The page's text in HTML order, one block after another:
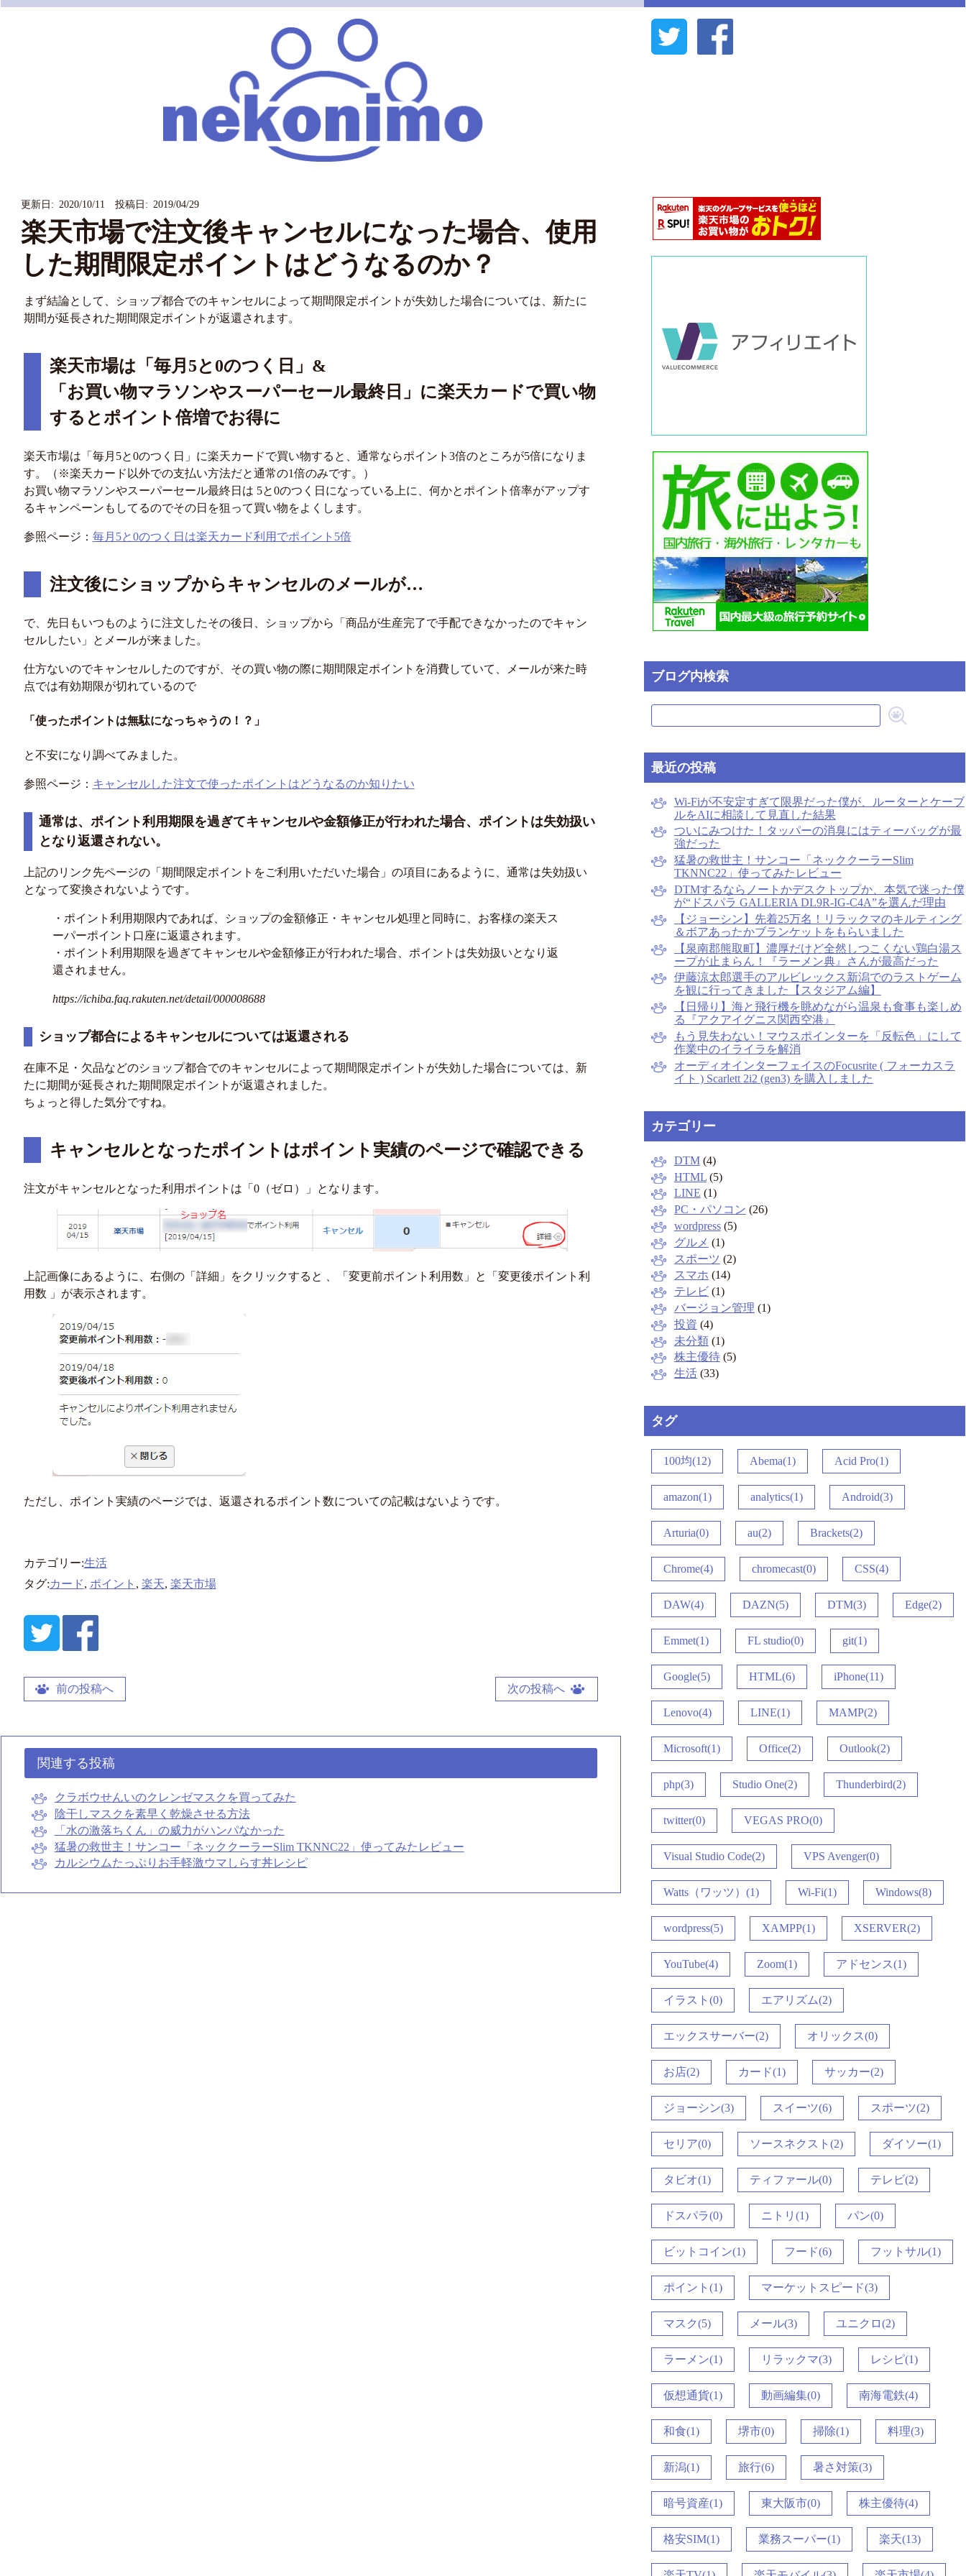
楽天市場で注文後キャンセルになった場合、使用
した期間限定ポイントはどうなるのか？
更新日: 2020/10/11 投稿日: 2019/04/29
まず結論として、ショップ都合でのキャンセルによって期間限定ポイントが失効した場合については、新たに
期間が延長された期間限定ポイントが返還されます。
楽天市場は「毎月5と0のつく日」&
「お買い物マラソンやスーパーセール最終日」に楽天カードで買い物
するとポイント倍増でお得に
楽天市場は「毎月5と0のつく日」に楽天カードで買い物すると、通常ならポイント3倍のところが5倍になりま
す。（※楽天カード以外での支払い方法だと通常の1倍のみです。）
お買い物マラソンやスーパーセール最終日は 5と0のつく日になっている上に、何かとポイント倍率がアップす
るキャンペーンもしてるのでその日を狙って買い物をよくします。
参照ページ： 毎月5と0のつく日は楽天カード利用でポイント5倍
注文後にショップからキャンセルのメールが…
で、先日もいつものように注文したその後日、ショップから「商品が生産完了で手配できなかったのでキャン
セルしたい」とメールが来ました。
仕方ないのでキャンセルしたのですが、その買い物の際に期間限定ポイントを消費していて、メールが来た時
点では有効期限が切れているので
「使ったポイントは無駄になっちゃうの！？」
と不安になり調べてみました。
参照ページ： キャンセルした注文で使ったポイントはどうなるのか知りたい
通常は、ポイント利用期限を過ぎてキャンセルや金額修正が行われた場合、ポイントは失効扱い
となり返還されない。
上記のリンク先ページの「期間限定ポイントをご利用いただいた場合」の項目にあるように、通常は失効扱い
となって変換されないようです。
・ポイント利用期限内であれば、ショップの金額修正・キャンセル処理と同時に、お客様の楽天ス
ーパーポイント口座に返還されます。
・ポイント利用期限を過ぎてキャンセルや金額修正が行われた場合、ポイントは失効扱いとなり返
還されません。
https://ichiba.faq.rakuten.net/detail/000008688
ショップ都合によるキャンセルについては返還される
在庫不足・欠品などのショップ都合でのキャンセルによって期間限定ポイントが失効した場合については、新
たに期間が延長された期間限定ポイントが返還されました。
ちょっと得した気分ですね。
キャンセルとなったポイントはポイント実績のページで確認できる
注文がキャンセルとなった利用ポイントは「0（ゼロ）」となります。
上記画像にあるように、右側の「詳細」をクリックすると 、「変更前ポイント利用数」と「変更後ポイント利
用数 」が表示されます。
ただし、ポイント実績のページでは、返還されるポイント数についての記載はないようです。
カテゴリー:生活
タグ:カード, ポイント , 楽天, 楽天市場
前の投稿へ 次の投稿へ
関連する投稿
クラボウせんいのクレンゼマスクを買ってみた
陰干しマスクを素早く乾燥させる方法
「水の激落ちくん」の威力がハンパなかった
猛暑の救世主！サンコー「ネッククーラーSlim TKNNC22」使ってみたレビュー
カルシウムたっぷりお手軽激ウマしらす丼レシピ
ブログ内検索
最近の投稿
Wi-Fiが不安定すぎて限界だった僕が、ルーターとケーブ
ルをAIに相談して見直した結果
ついにみつけた！タッパーの消臭にはティーバッグが最
強だった
猛暑の救世主！サンコー「ネッククーラーSlim
TKNNC22」使ってみたレビュー
DTMするならノートかデスクトップか、本気で迷った僕
が“ドスパラ GALLERIA DL9R-IG-C4A”を選んだ理由
【ジョーシン】先着25万名！リラックマのキルティング
＆ボアあったかブランケットをもらいました
【泉南郡熊取町】濃厚だけど全然しつこくない鶏白湯ス
ープが止まらん！『ラーメン典』さんが最高だった
伊藤涼太郎選手のアルビレックス新潟でのラストゲーム
を観に行ってきました【スタジアム編】
【日帰り】海と飛行機を眺めながら温泉も食事も楽しめ
る『アクアイグニス関西空港』
もう見失わない！マウスポインターを「反転色」にして
作業中のイライラを解消
オーディオインターフェイスのFocusrite ( フォーカスラ
イト ) Scarlett 2i2 (gen3) を購入しました
カテゴリー
DTM(4)
HTML(5)
LINE (1)
PC・パソコン (26)
wordpress(5)
グルメ (1)
スポーツ (2)
スマホ (14)
テレビ(1)
バージョン管理 (1)
投資 (4)
未分類(1)
株主優待(5)
生活(33)
タグ
100均(12) Abema(1) Acid Pro(1)
amazon(1) analytics(1) Android(3)
Arturia(0) au(2) Brackets(2)
Chrome(4) chromecast(0) CSS(4)
DAW(4) DAZN(5) DTM(3) Edge(2)
Emmet(1) FL studio(0) git(1)
Google(5) HTML(6) iPhone(11)
Lenovo(4) LINE(1) MAMP(2)
Microsoft(1) Office(2) Outlook(2)
php(3) Studio One(2) Thunderbird(2)
twitter(0) VEGAS PRO(0)
Visual Studio Code(2) VPS Avenger(0)
Watts（ワッツ）(1) Wi-Fi(1) Windows(8)
wordpress(5) XAMPP(1) XSERVER(2)
YouTube(4) Zoom(1) アドセンス(1)
イラスト(0) エアリズム(2)
エックスサーバー(2) オリックス(0)
お店(2) カード(1) サッカー(2)
ジョーシン(3) スイーツ(6) スポーツ(2)
セリア(0) ソースネクスト(2) ダイソー(1)
タビオ(1) ティファール(0) テレビ(2)
ドスパラ(0) ニトリ(1) パン(0)
ビットコイン(1) フード(6) フットサル(1)
ポイント(1) マーケットスピード(3)
マスク(5) メール(3) ユニクロ(2)
ラーメン(1) リラックマ(3) レシピ(1)
仮想通貨(1) 動画編集(0) 南海電鉄(4)
和食(1) 堺市(0) 掃除(1) 料理(3)
新潟(1) 旅行(6) 暑さ対策(3)
暗号資産(1) 東大阪市(0) 株主優待(4)
格安SIM(1) 業務スーパー(1) 楽天(13)